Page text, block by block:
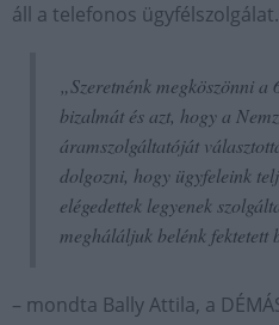
áll a telefonos ügyfélszolgálat.
„Szeretnénk megköszönni a
bizalmát és azt, hogy a
áramszolgáltatóját
dolgozni, hogy ügyfeleink
elégedettek legyenek
megháláljuk belénk fektetett
– mondta Bally Attila, a